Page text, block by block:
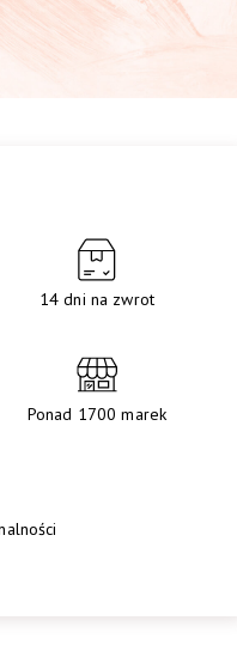
14 dni na zwrot
Ponad 1700 marek